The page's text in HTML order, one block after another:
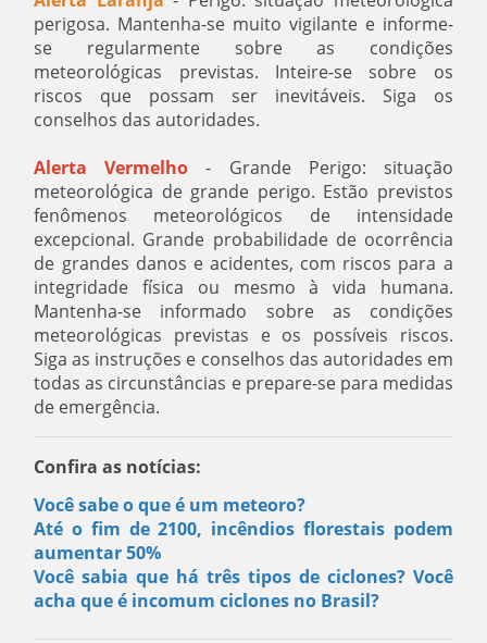
perigosa. Mantenha-se muito vigilante e informe-
se regularmente sobre as condições
meteorológicas previstas. Inteire-se sobre os
riscos que possam ser inevitáveis. Siga os
conselhos das autoridades.
Alerta Vermelho
- Grande Perigo: situação
meteorológica de grande perigo. Estão previstos
fenômenos meteorológicos de intensidade
excepcional. Grande probabilidade de ocorrência
de grandes danos e acidentes, com riscos para a
integridade física ou mesmo à vida humana.
Mantenha-se informado sobre as condições
meteorológicas previstas e os possíveis riscos.
Siga as instruções e conselhos das autoridades em
todas as circunstâncias e prepare-se para medidas
de emergência.
Confira as notícias:
Você sabe o que é um meteoro?
Até o fim de 2100, incêndios florestais podem
aumentar 50%
Você sabia que há três tipos de ciclones? Você
acha que é incomum ciclones no Brasil?